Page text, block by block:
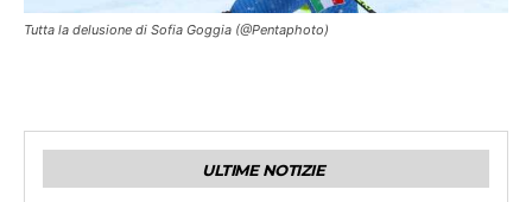
Tutta la delusione di Sofia Goggia (@Pentaphoto)
ULTIME NOTIZIE